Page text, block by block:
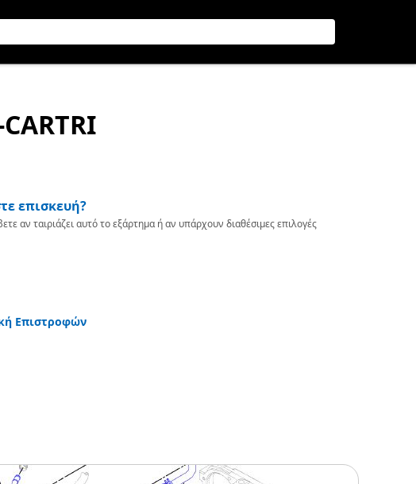
επισκευή?
αν ταιριάζει αυτό το εξάρτημα ή αν υπάρχουν διαθέσιμες επιλογές
Επιστροφών